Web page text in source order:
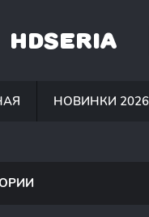
HDSERIA
НОВИНКИ 2026